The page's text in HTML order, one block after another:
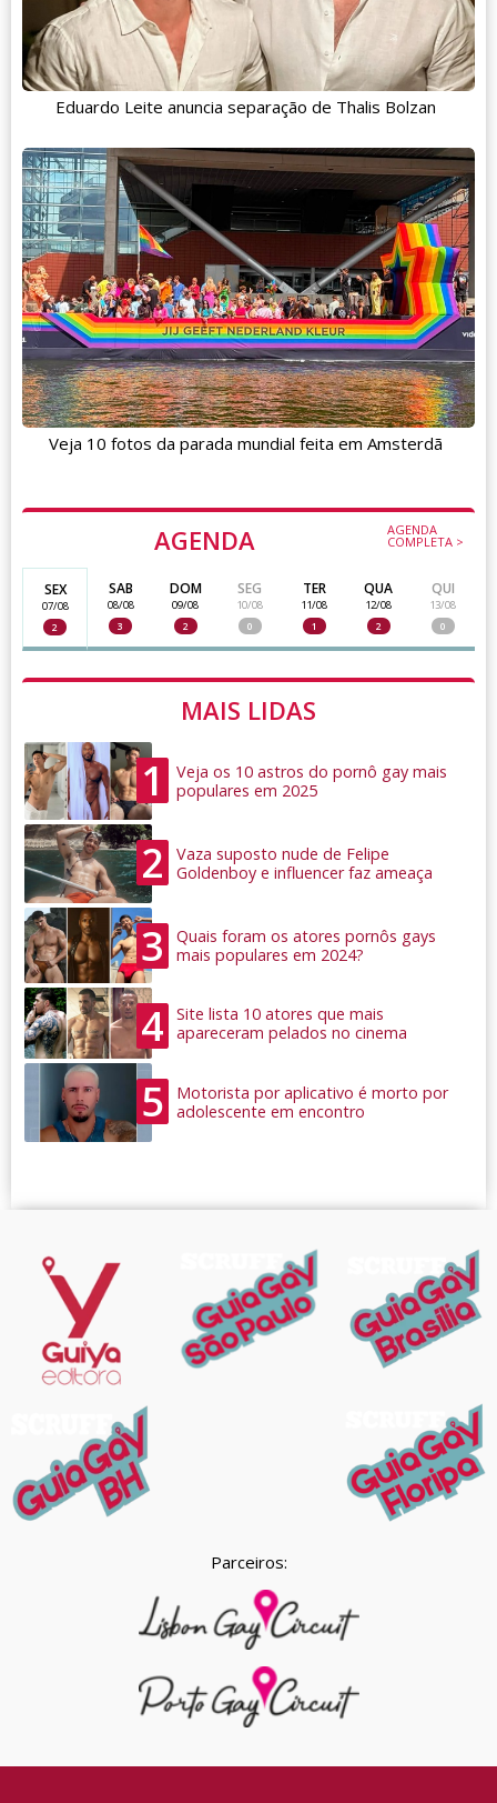
AGENDA AGENDA
COMPLETA >
SEX
07/08
2
SAB
08/08
3
DOM
09/08
2
SEG
10/08
0
TER
11/08
1
QUA
12/08
2
QUI
13/08
0
MAIS LIDAS
1
Veja os 10 astros do pornô gay mais
populares em 2025
2
Vaza suposto nude de Felipe
Goldenboy e influencer faz ameaça
3
Quais foram os atores pornôs gays
mais populares em 2024?
4
Site lista 10 atores que mais
apareceram pelados no cinema
5
Motorista por aplicativo é morto por
adolescente em encontro
Eduardo Leite anuncia separação de Thalis Bolzan
Veja 10 fotos da parada mundial feita em Amsterdã
Parceiros: